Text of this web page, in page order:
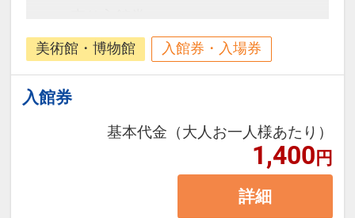
美術館・博物館 入館券・入場券
入館券
基本代金（大人お一人様あたり）
1,400円
詳細